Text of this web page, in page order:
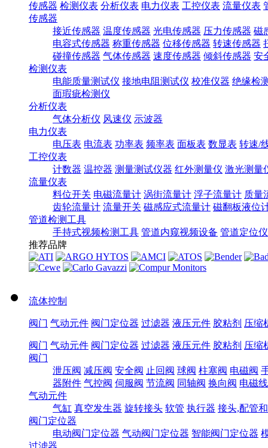
传感器 检测仪表 分析仪表 电力仪表 工控仪表 流量仪表
传感器
接近传感器 温度传感器 光电传感器 压力传感器 磁
电容式传感器 称重传感器 位移传感器 转速传感器
碰撞传感器 气体传感器 速度传感器 倾斜传感器 安
检测仪表
电能质量测试仪 接地电阻测试仪 校准仪器 绝缘检
面瑕疵检测仪
分析仪表
气体分析仪 风速仪 示波器
电力仪表
电压表 电流表 功率表 频率表 面板表 数显表 转速/
工控仪表
计数器 温控器 测量测试仪器 红外测量仪 激光测量
流量仪表
料位开关 电磁流量计 涡街流量计 浮子流量计 质量
齿轮流量计 流量开关 磁感应式流量计 磁翻板液位
管道检测工具
手持式视频检测工具 管道内窥视频设备 管道定位仪
推荐品牌
流体控制
阀门 气动元件 阀门定位器 过滤器 液压元件 胶粘剂 压缩
阀门 气动元件 阀门定位器 过滤器 液压元件 胶粘剂 压缩
阀门
泄压阀 减压阀 安全阀 止回阀 球阀 柱塞阀 电磁阀
器附件 气控阀 伺服阀 节流阀 同轴阀 换向阀 电磁
气动元件
气缸 真空发生器 旋转接头 软管 执行器 接头,配管
阀门定位器
电动阀门定位器 气动阀门定位器 智能阀门定位器
过滤器